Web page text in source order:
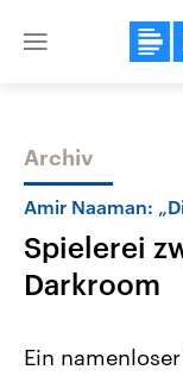
Close
Themen
Archiv
Amir Naaman:
Spielerei
Darkroom
Ein